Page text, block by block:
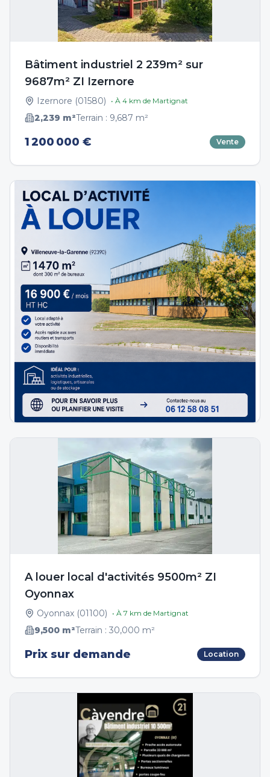
Bâtiment industriel 2 239m² sur
9687m² ZI Izernore
Izernore (01580) • À 4 km de Martignat
2,239 m²Terrain : 9,687 m²
1 200 000 € Vente
A louer local d'activités 9500m² ZI
Oyonnax
Oyonnax (01100) • À 7 km de Martignat
9,500 m²Terrain : 30,000 m²
Prix sur demande Location